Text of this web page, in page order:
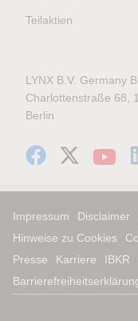
Teilaktien
LYNX B.V. Germany
Charlottenstraße 68,
Berlin
Impressum Disclaimer
Hinweise zu Cookies
Presse
Karriere IBKR